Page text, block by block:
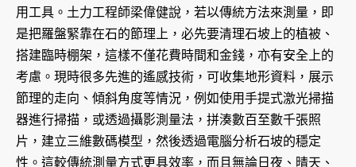
用工具。土力工程師梁偉健說，若以傳統方法來測量，即
是把羅盤緊靠在石的節理上，必先要清理石坡上的植被、
搭建臨時棚架，這樣不僅花費時間和金錢，亦有安全上的
考慮。現時很多先進的遙感技術，可收集地形資料，展示
節理的走向、傾斜角度等情況，例如使用手提式激光掃描
器進行掃描，或透過攝影測量法，拼湊數百至數千張照
片，建立三維數碼模型，然後透過電腦分析石坡的穩定
性。這較傳統測量方式更具效率，而且無論日夜、晴天、